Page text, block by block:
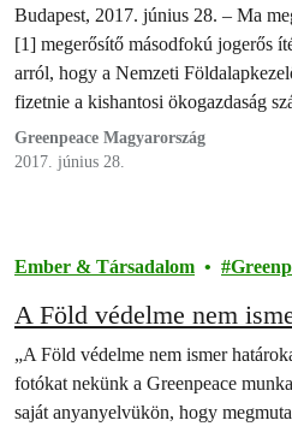
Budapest, 2017. június 28. – Ma
[1] megerősítő másodfokú jogerős
arról, hogy a Nemzeti
fizetnie a kishantosi ökogazdaság
elvégzett közel 20 millió forint
Ez az úgynevezett mezei leltár
Greenpeace Magyarország
2017. június 28.
Ember & Társadalom
A Föld védelme nem
„A Föld védelme nem ismer
fotókat nekünk a Greenpeace
saját anyanyelvükön, hogy